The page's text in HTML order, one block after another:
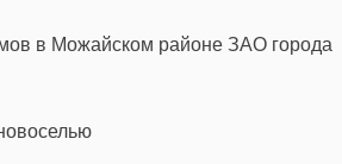
в Можайском районе ЗАО города